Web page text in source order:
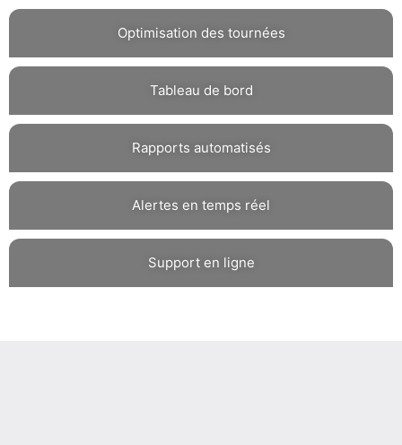
Optimisation des tournées
Tableau de bord
Rapports automatisés
Alertes en temps réel
Support en ligne